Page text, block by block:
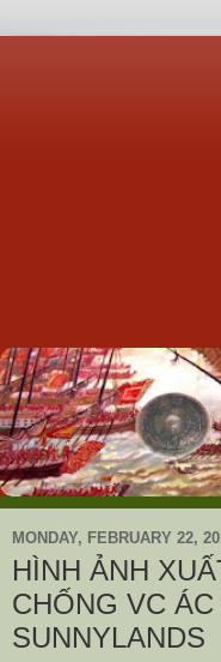
MONDAY, FEBRUARY 22,
HÌNH ẢNH
CHỐNG VC
SUNNYLANDS